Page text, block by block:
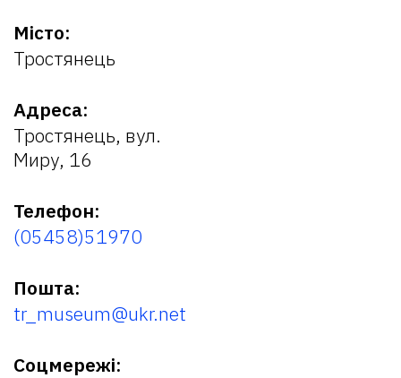
Місто:
Тростянець
Адреса:
Тростянець, вул.
Миру, 16
Телефон:
(05458)51970
Пошта:
tr_museum@ukr.net
Соцмережі: